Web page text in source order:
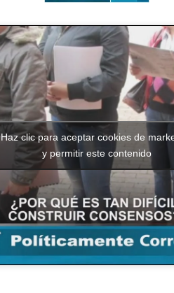
Haz clic para aceptar cookies de
y permitir este contenido